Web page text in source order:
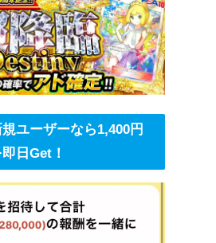
ユーザーなら1,400円
日Get！